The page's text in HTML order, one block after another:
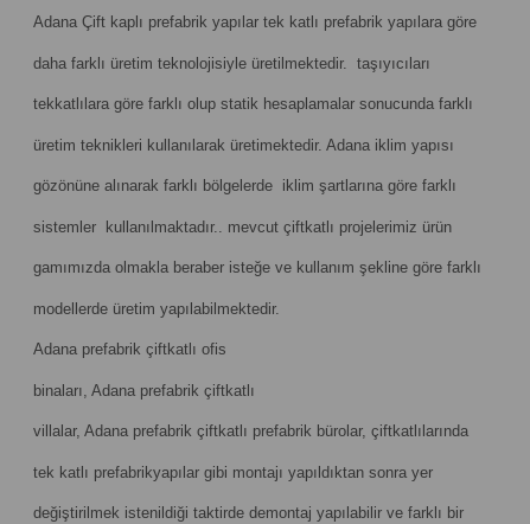
Adana Çift kaplı prefabrik yapılar tek katlı prefabrik yapılara göre
daha farklı üretim teknolojisiyle üretilmektedir. taşıyıcıları
tekkatlılara göre farklı olup statik hesaplamalar sonucunda farklı
üretim teknikleri kullanılarak üretimektedir. Adana iklim yapısı
gözönüne alınarak farklı bölgelerde iklim şartlarına göre farklı
sistemler kullanılmaktadır.. mevcut çiftkatlı projelerimiz ürün
gamımızda olmakla beraber isteğe ve kullanım şekline göre farklı
modellerde üretim yapılabilmektedir.
Adana prefabrik çiftkatlı ofis
binaları, Adana prefabrik çiftkatlı
villalar, Adana prefabrik çiftkatlı prefabrik bürolar, çiftkatlılarında
tek katlı prefabrikyapılar gibi montajı yapıldıktan sonra yer
değiştirilmek istenildiği taktirde demontaj yapılabilir ve farklı bir